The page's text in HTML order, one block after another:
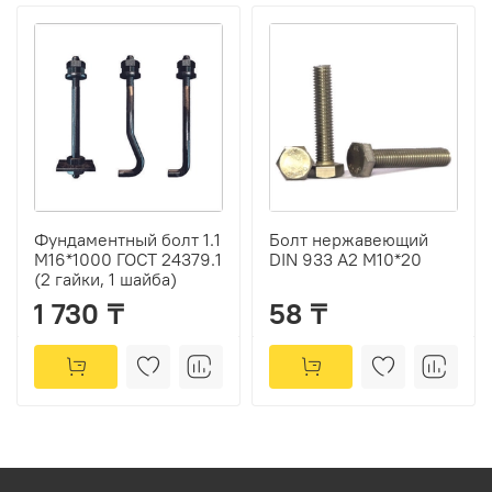
Фундаментный болт 1.1
М16*1000 ГОСТ 24379.1
(2 гайки, 1 шайба)
1 730 ₸
Болт нержавеющий
DIN 933 А2 М10*20
58 ₸